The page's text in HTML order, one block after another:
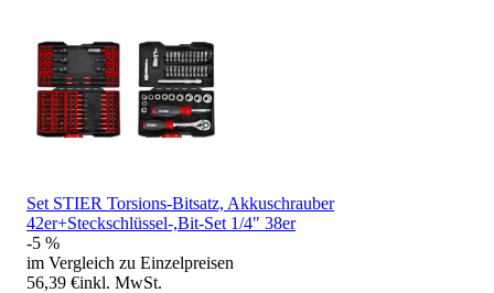
Set STIER Torsions-Bitsatz, Akkuschrauber
42er+Steckschlüssel-,Bit-Set 1/4" 38er
-5 %
im Vergleich zu Einzelpreisen
56,39 €inkl. MwSt.